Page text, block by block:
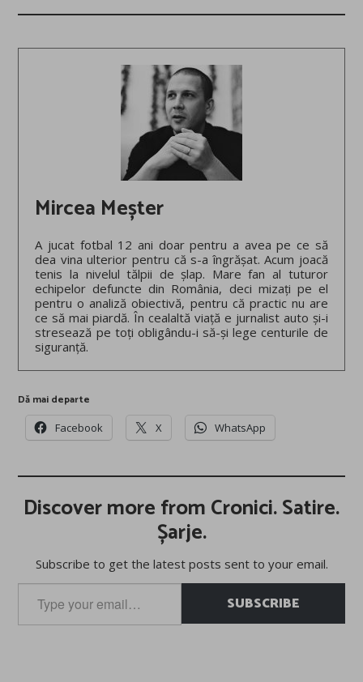
Mircea Meșter
A jucat fotbal 12 ani doar pentru a avea pe ce să
dea vina ulterior pentru că s-a îngrășat. Acum joacă
tenis la nivelul tălpii de șlap. Mare fan al tuturor
echipelor defuncte din România, deci mizați pe el
pentru o analiză obiectivă, pentru că practic nu are
ce să mai piardă. În cealaltă viață e jurnalist auto și-i
stresează pe toți obligându-i să-și lege centurile de
siguranță.
Dă mai departe
Facebook X WhatsApp
Discover more from Cronici. Satire.
Șarje.
Subscribe to get the latest posts sent to your email.
your
email…
SUBSCRIBE